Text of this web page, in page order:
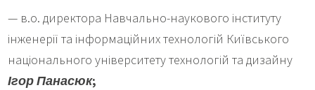
— в.о. директора Навчально-наукового інституту
інженерії та інформаційних технологій Київського
національного університету технологій та дизайну
Ігор Панасюк;